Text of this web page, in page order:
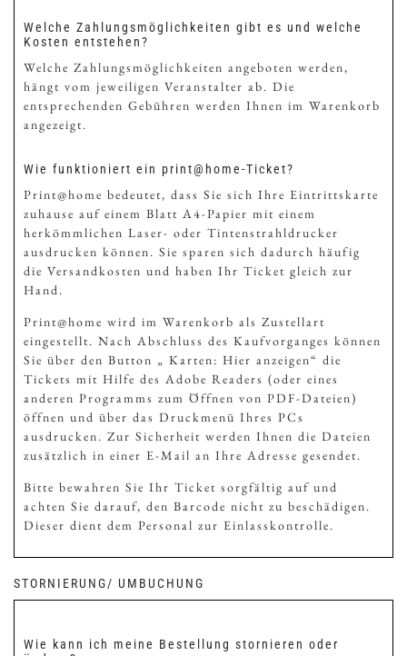
Welche Zahlungsmöglichkeiten gibt es und welche
Kosten entstehen?
Welche Zahlungsmöglichkeiten angeboten werden,
hängt vom jeweiligen Veranstalter ab. Die
entsprechenden Gebühren werden Ihnen im Warenkorb
angezeigt.
Wie funktioniert ein print@home-Ticket?
Print@home bedeutet, dass Sie sich Ihre Eintrittskarte
zuhause auf einem Blatt A4-Papier mit einem
herkömmlichen Laser- oder Tintenstrahldrucker
ausdrucken können. Sie sparen sich dadurch häufig
die Versandkosten und haben Ihr Ticket gleich zur
Hand.
Print@home wird im Warenkorb als Zustellart
eingestellt. Nach Abschluss des Kaufvorganges können
Sie über den Button „ Karten: Hier anzeigen“ die
Tickets mit Hilfe des Adobe Readers (oder eines
anderen Programms zum Öffnen von PDF-Dateien)
öffnen und über das Druckmenü Ihres PCs
ausdrucken. Zur Sicherheit werden Ihnen die Dateien
zusätzlich in einer E-Mail an Ihre Adresse gesendet.
Bitte bewahren Sie Ihr Ticket sorgfältig auf und
achten Sie darauf, den Barcode nicht zu beschädigen.
Dieser dient dem Personal zur Einlasskontrolle.
STORNIERUNG/ UMBUCHUNG
Wie kann ich meine Bestellung stornieren oder